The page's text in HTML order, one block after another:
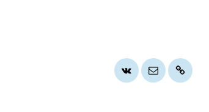
Группа
ВК
ПочтаХочу
помочь